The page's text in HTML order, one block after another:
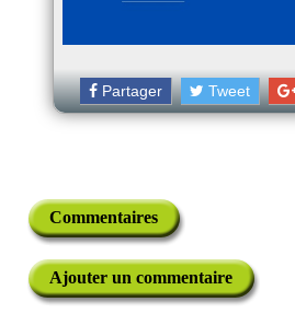
Partager Tweet
Commentaires
Ajouter un commentaire